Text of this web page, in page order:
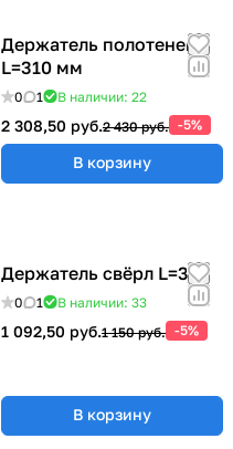
Держатель полотенец
L=310 мм
0 1 В наличии: 22
2 308,50 руб.2 430 руб. -5%
В корзину
Держатель свёрл L=315
0 1 В наличии: 33
1 092,50 руб.1 150 руб. -5%
В корзину